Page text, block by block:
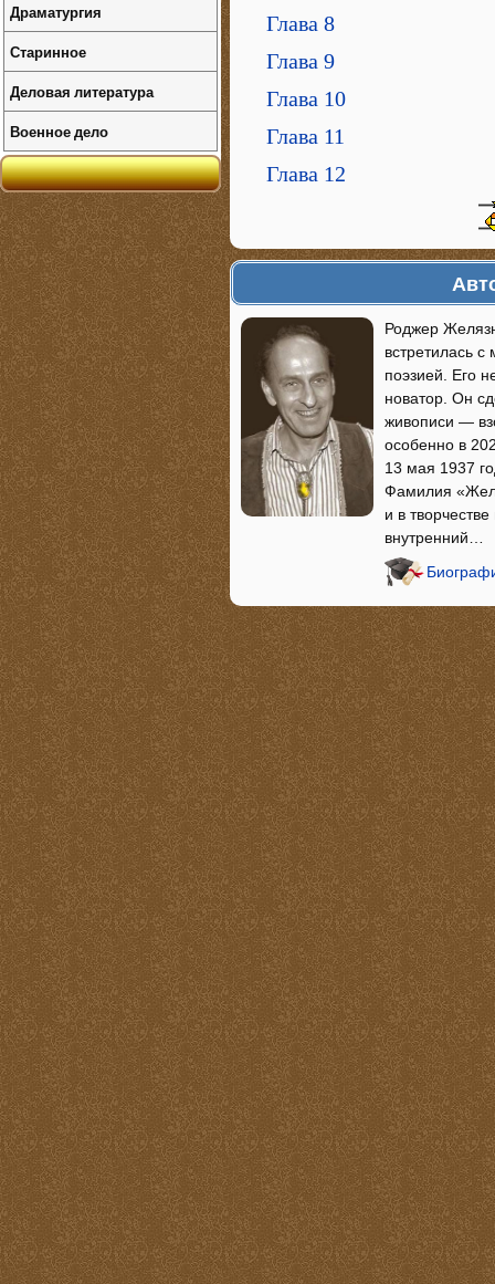
Глава 8
Глава 9
Глава 10
Глава 11
Глава 12
Роджер
встретилась
поэзией. Его
новатор. Он
живописи —
особенно в
13 мая 1937
Фамилия
и в
внутренний…
Драматургия
Старинное
Деловая литература
Военное дело